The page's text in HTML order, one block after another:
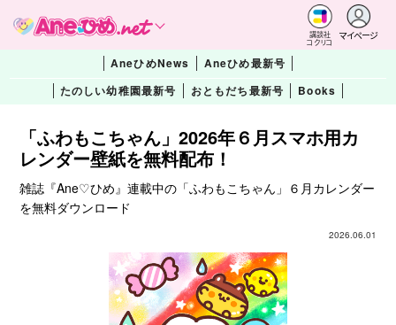
講談社
コクリコ
マイページ
AneひめNews
Aneひめ最新号
たのしい幼稚園最新号
おともだち最新号 Books
「ふわもこちゃん」2026年６月スマホ用カ
レンダー壁紙を無料配布！
雑誌『Ane♡ひめ』連載中の「ふわもこちゃん」６月カレンダー
を無料ダウンロード
2026.06.01